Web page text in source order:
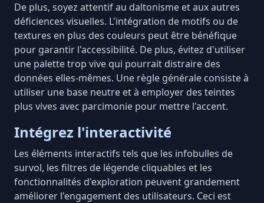
De plus, soyez attentif au daltonisme et aux autres
déficiences visuelles. L'intégration de motifs ou de
textures en plus des couleurs peut être bénéfique
pour garantir l'accessibilité. De plus, évitez d'utiliser
une palette trop vive qui pourrait distraire des
données elles-mêmes. Une règle générale consiste à
utiliser une base neutre et à employer des teintes
plus vives avec parcimonie pour mettre l'accent.
Intégrez l'interactivité
Les éléments interactifs tels que les infobulles de
survol, les filtres de légende cliquables et les
fonctionnalités d'exploration peuvent grandement
améliorer l'engagement des utilisateurs. Ceci est